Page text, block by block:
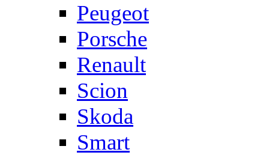
Peugeot
Porsche
Renault
Scion
Skoda
Smart